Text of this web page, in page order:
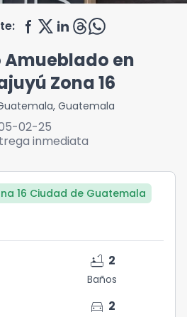
en
Zona 16
, Guatemala
02-25
inmediata
16 Ciudad de Guatemala
bathtub 2
Baños
directions_car 2